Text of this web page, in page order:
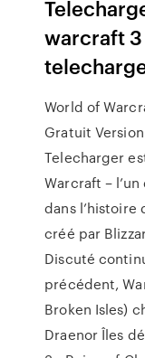
warcraft
World of
Gratuit
Telecharger
Warcraft –
dans
créé par
Discuté
précédent,
Broken Isles)
Draenor Îles